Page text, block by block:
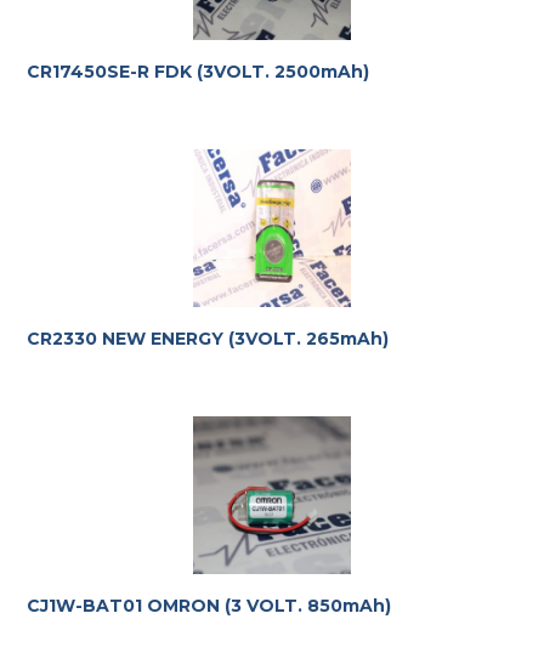
CR17450SE-R FDK (3VOLT. 2500mAh)
CR2330 NEW ENERGY (3VOLT. 265mAh)
CJ1W-BAT01 OMRON (3 VOLT. 850mAh)